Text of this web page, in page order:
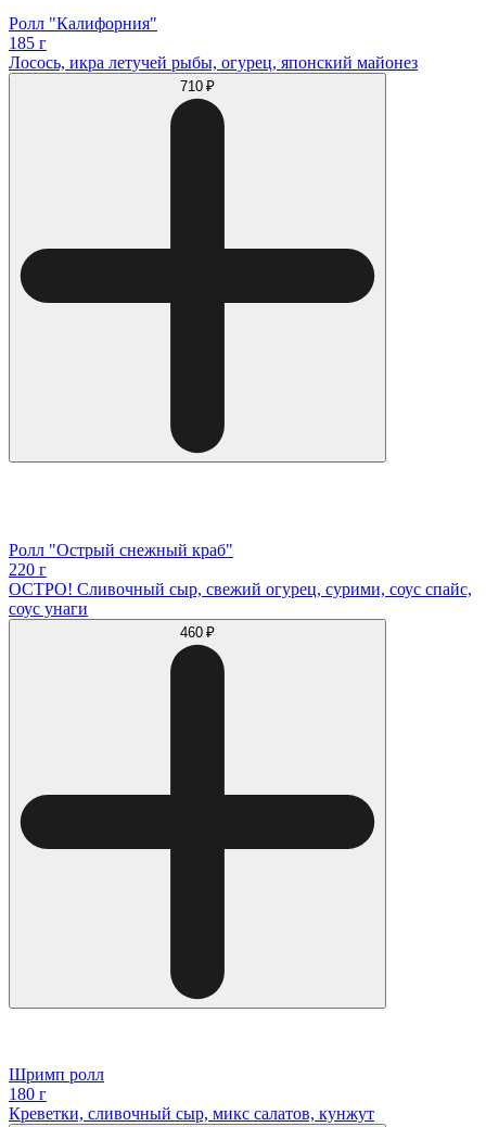
Ролл "Калифорния"
185 г
Лосось, икра летучей рыбы, огурец, японский майонез
710 ₽
Ролл "Острый снежный краб"
220 г
ОСТРО! Сливочный сыр, свежий огурец, сурими, соус спайс,
соус унаги
460 ₽
Шримп ролл
180 г
Креветки, сливочный сыр, микс салатов, кунжут